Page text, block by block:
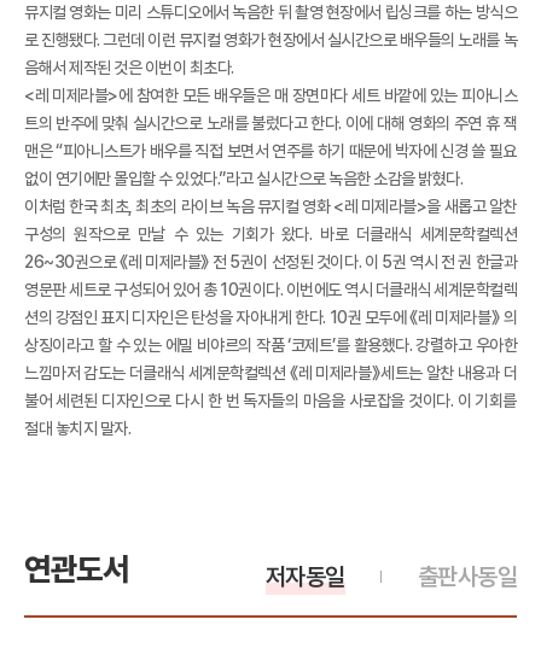
뮤지컬 영화는 미리 스튜디오에서 녹음한 뒤 촬영 현장에서 립싱크를 하는 방식으
로 진행됐다. 그런데 이런 뮤지컬 영화가 현장에서 실시간으로 배우들의 노래를 녹
음해서 제작된 것은 이번이 최초다.
<레 미제라블>에 참여한 모든 배우들은 매 장면마다 세트 바깥에 있는 피아니스
트의 반주에 맞춰 실시간으로 노래를 불렀다고 한다. 이에 대해 영화의 주연 휴 잭
맨은 “피아니스트가 배우를 직접 보면서 연주를 하기 때문에 박자에 신경 쓸 필요
없이 연기에만 몰입할 수 있었다.”라고 실시간으로 녹음한 소감을 밝혔다.
이처럼 한국 최초, 최초의 라이브 녹음 뮤지컬 영화 <레 미제라블>을 새롭고 알찬
구성의 원작으로 만날 수 있는 기회가 왔다. 바로 더클래식 세계문학컬렉션
26~30권으로 《레 미제라블》 전 5권이 선정된 것이다. 이 5권 역시 전 권 한글과
영문판 세트로 구성되어 있어 총 10권이다. 이번에도 역시 더클래식 세계문학컬렉
션의 강점인 표지 디자인은 탄성을 자아내게 한다. 10권 모두에 《레 미제라블》 의
상징이라고 할 수 있는 에밀 비야르의 작품 ‘코제트’를 활용했다. 강렬하고 우아한
느낌마저 감도는 더클래식 세계문학컬렉션 《레 미제라블》세트는 알찬 내용과 더
불어 세련된 디자인으로 다시 한 번 독자들의 마음을 사로잡을 것이다. 이 기회를
절대 놓치지 말자.
연관도서 출판사동일
저자동일